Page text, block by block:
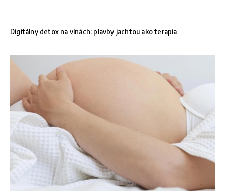
Digitálny detox na vlnách: plavby jachtou ako terapia